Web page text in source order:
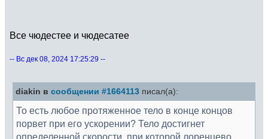
Все чюдестее и чюдесатее
-- Вс дек 08, 2024 17:25:29 --
diakin в сообщении #1664113 писал(а):
То есть любое протяженное тело в конце концов
порвет при его ускорении? Тело достигнет
определенной скорости, при которой лоренцево